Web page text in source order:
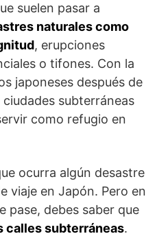
suelen pasar a
naturales como
, erupciones
o tifones. Con la
japoneses después de
subterráneas
como refugio en
ocurra algún desastre
viaje en Japón. Pero en
pase, debes saber que
calles subterráneas.